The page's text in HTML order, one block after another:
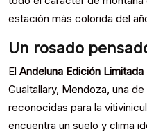
estación más colorida del
Un rosado
El Andeluna Edición
Gualtallary, Mendoza, una
reconocidas para la
encuentra un suelo y clima